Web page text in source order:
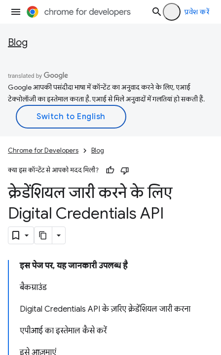
प्रवेश करें
Blog
Google आपकी पसंदीदा भाषा में कॉन्टेंट का अनुवाद करने के लिए, एआई
टेक्नोलॉजी का इस्तेमाल करता है. एआई से मिले अनुवादों में गलतियां हो सकती हैं.
Chrome for Developers Blog
क्या इस कॉन्टेंट से आपको मदद मिली?
क्रेडेंशियल जारी करने के लिए
Digital Credentials API
इस पेज पर, यह जानकारी उपलब्ध है
बैकग्राउंड
Digital Credentials API के ज़रिए क्रेडेंशियल जारी करना
एपीआई का इस्तेमाल कैसे करें
इसे आज़माएं